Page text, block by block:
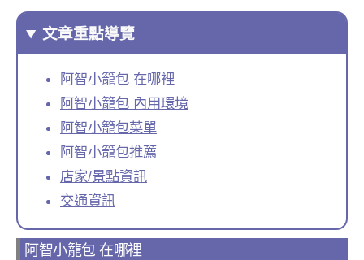
文章重點導覽
阿智小籠包 在哪裡
阿智小籠包 內用環境
阿智小籠包菜單
阿智小籠包推薦
店家/景點資訊
交通資訊
阿智小籠包 在哪裡